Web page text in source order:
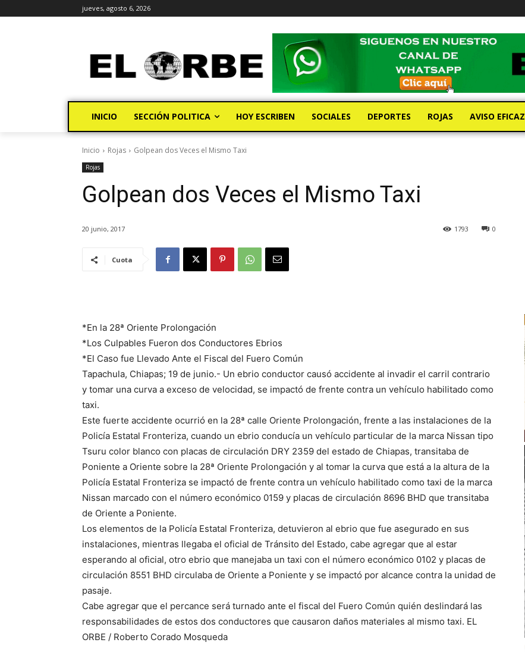
jueves, agosto 6, 2026
INICIO SECCIÓN POLITICA HOY ESCRIBEN SOCIALES DEPORTES ROJAS AVISO EFICAZ
Inicio Rojas Golpean dos Veces el Mismo Taxi
Rojas
Golpean dos Veces el Mismo Taxi
20 junio, 2017 0
1793
Cuota
*En la 28ª Oriente Prolongación
*Los Culpables Fueron dos Conductores Ebrios
*El Caso fue Llevado Ante el Fiscal del Fuero Común
Tapachula, Chiapas; 19 de junio.- Un ebrio conductor causó accidente al invadir el carril contrario
y tomar una curva a exceso de velocidad, se impactó de frente contra un vehículo habilitado como
taxi.
Este fuerte accidente ocurrió en la 28ª calle Oriente Prolongación, frente a las instalaciones de la
Policía Estatal Fronteriza, cuando un ebrio conducía un vehículo particular de la marca Nissan tipo
Tsuru color blanco con placas de circulación DRY 2359 del estado de Chiapas, transitaba de
Poniente a Oriente sobre la 28ª Oriente Prolongación y al tomar la curva que está a la altura de la
Policía Estatal Fronteriza se impactó de frente contra un vehículo habilitado como taxi de la marca
Nissan marcado con el número económico 0159 y placas de circulación 8696 BHD que transitaba
de Oriente a Poniente.
Los elementos de la Policía Estatal Fronteriza, detuvieron al ebrio que fue asegurado en sus
instalaciones, mientras llegaba el oficial de Tránsito del Estado, cabe agregar que al estar
esperando al oficial, otro ebrio que manejaba un taxi con el número económico 0102 y placas de
circulación 8551 BHD circulaba de Oriente a Poniente y se impactó por alcance contra la unidad de
pasaje.
Cabe agregar que el percance será turnado ante el fiscal del Fuero Común quién deslindará las
responsabilidades de estos dos conductores que causaron daños materiales al mismo taxi. EL
ORBE / Roberto Corado Mosqueda